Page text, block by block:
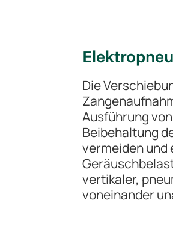
Die
Ausführung
Beibehaltung
vermeiden und
vertikaler,
voneinander